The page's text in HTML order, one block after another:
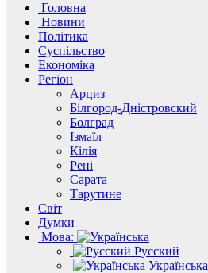
Головна
Новини
Політика
Суспільство
Економіка
Регіон
Арциз
Білгород-Дністровский
Болград
Ізмаїл
Кілія
Рені
Сарата
Тарутине
Світ
Думки
Мова:
Русский
Українська